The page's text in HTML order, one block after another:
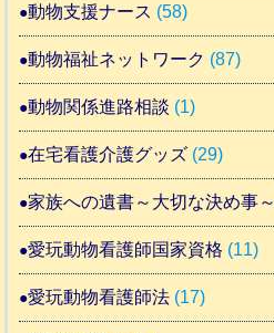
動物支援ナース (58)
動物福祉ネットワーク (87)
動物関係進路相談 (1)
在宅看護介護グッズ (29)
家族への遺書～大切な決め事～
愛玩動物看護師国家資格 (11)
愛玩動物看護師法 (17)